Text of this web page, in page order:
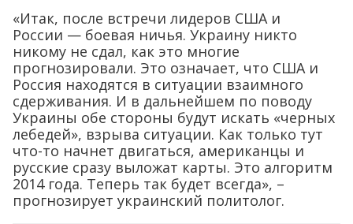
«Итак, после встречи лидеров США и
России — боевая ничья. Украину никто
никому не сдал, как это многие
прогнозировали. Это означает, что США и
Россия находятся в ситуации взаимного
сдерживания. И в дальнейшем по поводу
Украины обе стороны будут искать «черных
лебедей», взрыва ситуации. Как только тут
что-то начнет двигаться, американцы и
русские сразу выложат карты. Это алгоритм
2014 года. Теперь так будет всегда», –
прогнозирует украинский политолог.